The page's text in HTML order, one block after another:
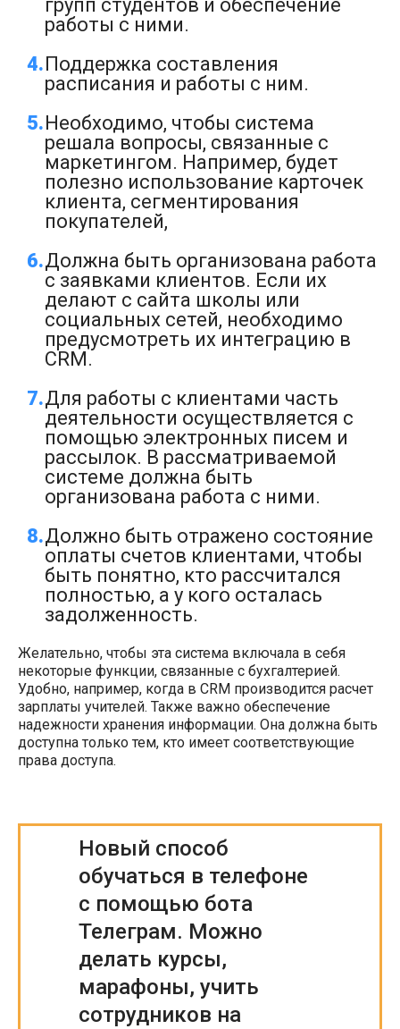
групп студентов и обеспечение
работы с ними.
Поддержка составления
расписания и работы с ним.
Необходимо, чтобы система
решала вопросы, связанные с
маркетингом. Например, будет
полезно использование карточек
клиента, сегментирования
покупателей,
Должна быть организована работа
с заявками клиентов. Если их
делают с сайта школы или
социальных сетей, необходимо
предусмотреть их интеграцию в
CRM.
Для работы с клиентами часть
деятельности осуществляется с
помощью электронных писем и
рассылок. В рассматриваемой
системе должна быть
организована работа с ними.
Должно быть отражено состояние
оплаты счетов клиентами, чтобы
быть понятно, кто рассчитался
полностью, а у кого осталась
задолженность.
Желательно, чтобы эта система включала в себя
некоторые функции, связанные с бухгалтерией.
Удобно, например, когда в CRM производится расчет
зарплаты учителей. Также важно обеспечение
надежности хранения информации. Она должна быть
доступна только тем, кто имеет соответствующие
права доступа.
Новый способ
обучаться в телефоне
с помощью бота
Телеграм. Можно
делать курсы,
марафоны, учить
сотрудников на